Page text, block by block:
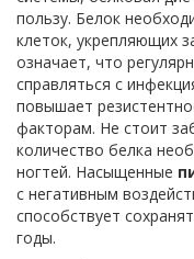
пользу. Белок
клеток, укрепляющих
означает, что
справляться с
повышает
факторам. Не стоит
количество белка
ногтей. Насыщенные
с негативным
способствует
годы.